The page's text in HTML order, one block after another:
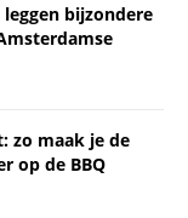
bijzondere
zo maak je de
op de BBQ